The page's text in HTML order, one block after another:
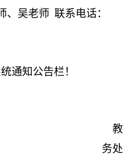
、吴老师 联系电话：
通知公告栏！
教
务处